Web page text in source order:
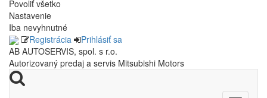
Povoliť všetko
Nastavenie
Iba nevyhnutné
Registrácia
Prihlásiť sa
AB AUTOSERVIS, spol. s r.o.
Autorizovaný predaj a servis Mitsubishi Motors